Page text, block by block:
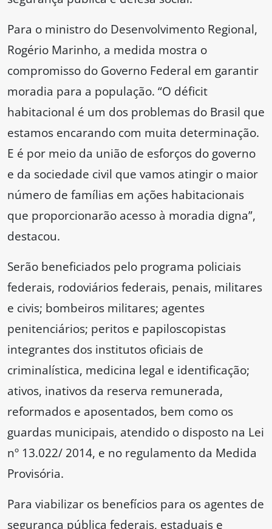
Para o ministro do Desenvolvimento Regional,
Rogério Marinho, a medida mostra o
compromisso do Governo Federal em garantir
moradia para a população. “O déficit
habitacional é um dos problemas do Brasil que
estamos encarando com muita determinação.
E é por meio da união de esforços do governo
e da sociedade civil que vamos atingir o maior
número de famílias em ações habitacionais
que proporcionarão acesso à moradia digna”,
destacou.
Serão beneficiados pelo programa policiais
federais, rodoviários federais, penais, militares
e civis; bombeiros militares; agentes
penitenciários; peritos e papiloscopistas
integrantes dos institutos oficiais de
criminalística, medicina legal e identificação;
ativos, inativos da reserva remunerada,
reformados e aposentados, bem como os
guardas municipais, atendido o disposto na Lei
nº 13.022/ 2014, e no regulamento da Medida
Provisória.
Para viabilizar os benefícios para os agentes de
segurança pública federais, estaduais e